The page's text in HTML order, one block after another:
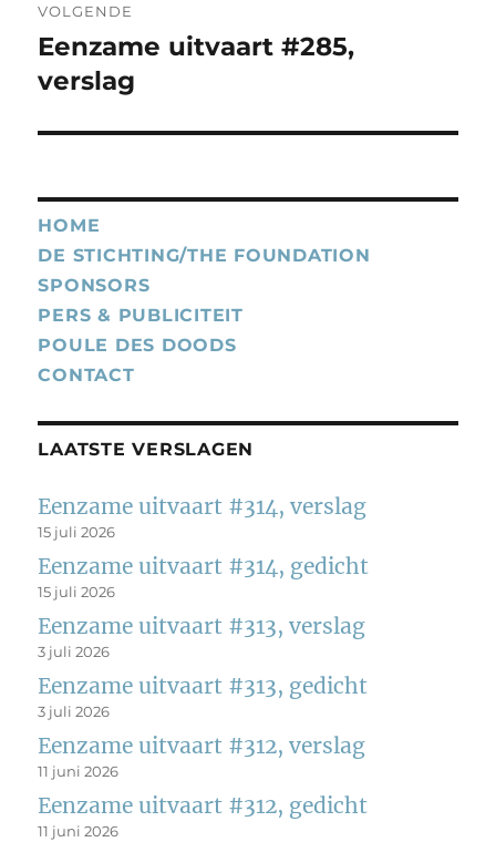
VOLGENDE
Volgend
bericht:
Eenzame uitvaart #285,
verslag
HOME
DE STICHTING/THE FOUNDATION
SPONSORS
PERS & PUBLICITEIT
POULE DES DOODS
CONTACT
LAATSTE VERSLAGEN
Eenzame uitvaart #314, verslag
15 juli 2026
Eenzame uitvaart #314, gedicht
15 juli 2026
Eenzame uitvaart #313, verslag
3 juli 2026
Eenzame uitvaart #313, gedicht
3 juli 2026
Eenzame uitvaart #312, verslag
11 juni 2026
Eenzame uitvaart #312, gedicht
11 juni 2026